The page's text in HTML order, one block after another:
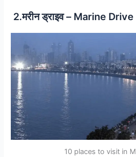
2.मरीन ड्राइव – Marine Drive
10 places to visit in